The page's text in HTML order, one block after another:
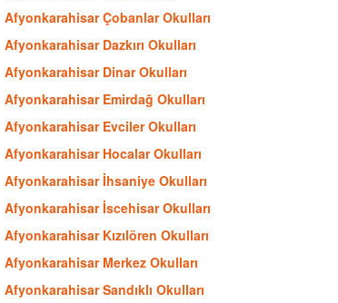
Afyonkarahisar Çobanlar Okulları
Afyonkarahisar Dazkırı Okulları
Afyonkarahisar Dinar Okulları
Afyonkarahisar Emirdağ Okulları
Afyonkarahisar Evciler Okulları
Afyonkarahisar Hocalar Okulları
Afyonkarahisar İhsaniye Okulları
Afyonkarahisar İscehisar Okulları
Afyonkarahisar Kızılören Okulları
Afyonkarahisar Merkez Okulları
Afyonkarahisar Sandıklı Okulları